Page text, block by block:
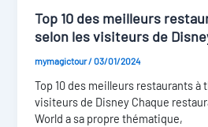
Top 10 des meilleurs
selon les visiteurs de
mymagictour/03/01/2024
Top 10 des meilleurs restaurants à
visiteurs de Disney Chaque
World a sa propre thématique,